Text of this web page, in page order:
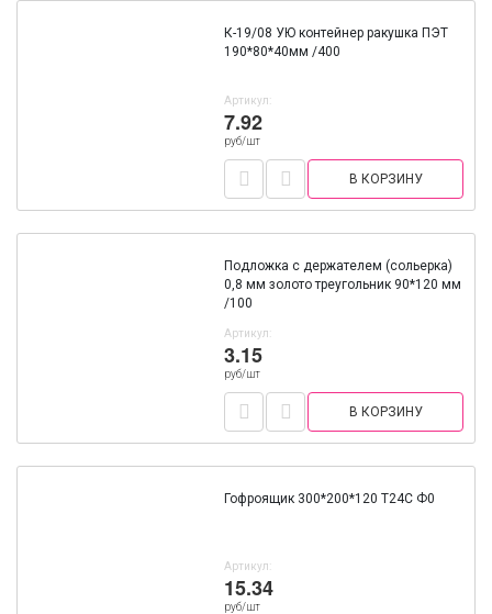
К-19/08 УЮ контейнер ракушка ПЭТ
190*80*40мм /400
Артикул:
7.92
руб/шт
В КОРЗИНУ
Подложка с держателем (сольерка)
0,8 мм золото треугольник 90*120 мм
/100
Артикул:
3.15
руб/шт
В КОРЗИНУ
Гофроящик 300*200*120 Т24С Ф0
Артикул:
15.34
руб/шт